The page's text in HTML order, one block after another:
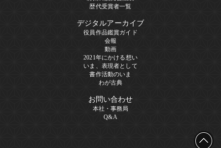
歴代受賞者一覧
デジタルアーカイブ
役員作品鑑賞ガイド
会報
動画
2021年にかける想い
いま、表現者として
書作活動のいま
わが古典
お問い合わせ
本社・事務局
Q&A